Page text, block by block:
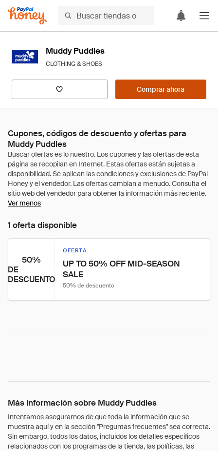
Muddy Puddles
CLOTHING & SHOES
Comprar ahora
Cupones, códigos de descuento y ofertas para
Muddy Puddles
Ver menos
1 oferta disponible
50%
DE
DESCUENTO
OFERTA
UP TO 50% OFF MID-SEASON
SALE
50% de descuento
Más información sobre Muddy Puddles
Intentamos asegurarnos de que toda la información que se
muestra aquí y en la sección "Preguntas frecuentes" sea correcta.
Sin embargo, todos los datos, incluidos los detalles específicos
relacionados con los programas de la tienda, las políticas, las